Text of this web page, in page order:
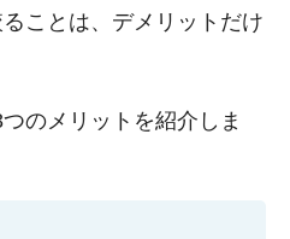
ことは、デメリットだけ
のメリットを紹介しま